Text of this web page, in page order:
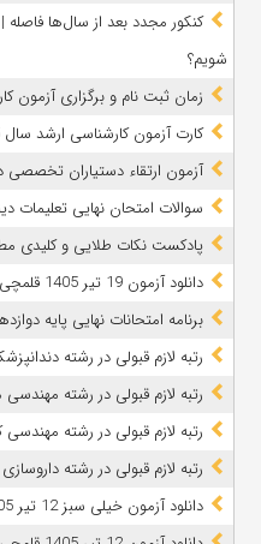
کنکور مجدد بعد از سال‌ها
شویم؟
زمان ثبت نام و برگزاری آزمون
کارت آزمون کارشناسی ارشد سال 1405 فردا منتشر می شود
آزمون ارتقاء دستیاران تخصصی دندانپزشکی 19
سوالات امتحان نهایی تعلیمات دینی 3 سال دوازدهم (1397 تا
پادکست نکات طلایی و کلیدی
دانلود آزمون 19 تیر 1405 قلمچی
برنامه امتحانات نهایی پایه
رتبه لازم قبولی در رشته
رتبه لازم قبولی در رشته
رتبه لازم قبولی در رشته مهندسی
رتبه لازم قبولی در رشته
دانلود آزمون خیلی سبز 12 تیر 1405 پایه دوازدهم و یازدهم (جامع دوم)